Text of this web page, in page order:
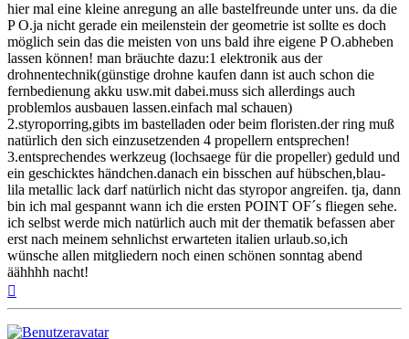
hier mal eine kleine anregung an alle bastelfreunde unter uns. da die
P O.ja nicht gerade ein meilenstein der geometrie ist sollte es doch
möglich sein das die meisten von uns bald ihre eigene P O.abheben
lassen können! man bräuchte dazu:1 elektronik aus der
drohnentechnik(günstige drohne kaufen dann ist auch schon die
fernbedienung akku usw.mit dabei.muss sich allerdings auch
problemlos ausbauen lassen.einfach mal schauen)
2.styroporring,gibts im bastelladen oder beim floristen.der ring muß
natürlich den sich einzusetzenden 4 propellern entsprechen!
3.entsprechendes werkzeug (lochsaege für die propeller) geduld und
ein geschicktes händchen.danach ein bisschen auf hübschen,blau-
lila metallic lack darf natürlich nicht das styropor angreifen. tja, dann
bin ich mal gespannt wann ich die ersten POINT OF´s fliegen sehe.
ich selbst werde mich natürlich auch mit der thematik befassen aber
erst nach meinem sehnlichst erwarteten italien urlaub.so,ich
wünsche allen mitgliedern noch einen schönen sonntag abend
äähhhh nacht!